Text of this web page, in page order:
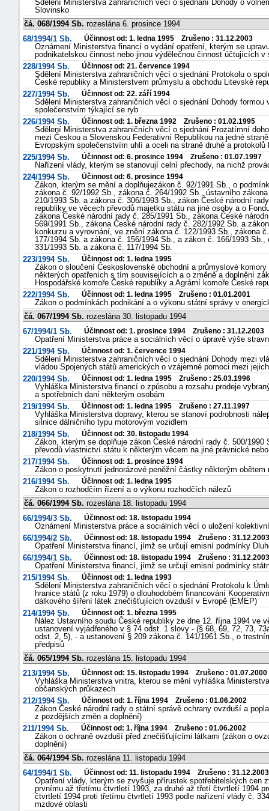
Sdělení Ministerstva zahraničních věcí o sjednání Dohody o
Slovinsko
čá. 068/1994 Sb. rozeslána 6. prosince 1994
68/1994/1 Sb.
Účinnost od: 1. ledna 1995 Zrušeno : 31.12.2003
Oznámení Ministerstva financí o vydání opatření, kterým se
podnikatelskou činnost nebo jinou výdělečnou činnost účtujících
228/1994 Sb.
Účinnost od: 21. července 1994
Sdělení Ministerstva zahraničních věcí o sjednání Protokolu o
České republiky a Ministerstvem průmyslu a obchodu Litevské
227/1994 Sb.
Účinnost od: 22. září 1994
Sdělení Ministerstva zahraničních věcí o sjednání Dohody
společenstvím týkající se ryb
226/1994 Sb.
Účinnost od: 1. března 1992 Zrušeno : 01.02.1995
Sdělení Ministerstva zahraničních věcí o sjednání Prozatímní
mezi Českou a Slovenskou Federativní Republikou na jedné
Evropským společenstvím uhlí a oceli na straně druhé a protokolů
225/1994 Sb.
Účinnost od: 6. prosince 1994 Zrušeno : 01.07.1997
Nařízení vlády, kterým se stanovují celní přechody, na nichž
224/1994 Sb.
Účinnost od: 6. prosince 1994
Zákon, kterým se mění a doplňujezákon č. 92/1991 Sb., o
zákona č. 92/1992 Sb., zákona č. 264/1992 Sb., ústavního
210/1993 Sb. a zákona č. 306/1993 Sb., zákon České národní
republiky ve věcech převodů majetku státu na jiné osoby a o
zákona České národní rady č. 285/1991 Sb., zákona České
569/1991 Sb., zákona České národní rady č. 282/1992 Sb. a
konkurzu a vyrovnání, ve znění zákona č. 122/1993 Sb., zákona
177/1994 Sb. a zákona č. 156/1994 Sb., a zákon č. 166/1993
331/1993 Sb. a zákona č. 117/1994 Sb.
223/1994 Sb.
Účinnost od: 1. ledna 1995
Zákon o sloučení Československé obchodní a průmyslové
některých opatřeních s tím souvisejících a o změně a doplnění
Hospodářské komoře České republiky a Agrární komoře České
222/1994 Sb.
Účinnost od: 1. ledna 1995 Zrušeno : 01.01.2001
Zákon o podmínkách podnikání a o výkonu státní správy v
čá. 067/1994 Sb. rozeslána 30. listopadu 1994
67/1994/1 Sb.
Účinnost od: 1. prosince 1994 Zrušeno : 31.12.2003
Opatření Ministerstva práce a sociálních věcí o úpravě výše
221/1994 Sb.
Účinnost od: 1. července 1994
Sdělení Ministerstva zahraničních věcí o sjednání Dohody mezi
vládou Spojených států amerických o vzájemné pomoci mezi
220/1994 Sb.
Účinnost od: 1. ledna 1995 Zrušeno : 25.03.1996
Vyhláška Ministerstva financí o způsobu a rozsahu prodeje
a spotřebních daní některým osobám
219/1994 Sb.
Účinnost od: 1. ledna 1995 Zrušeno : 27.11.1997
Vyhláška Ministerstva dopravy, kterou se stanoví podrobnosti
silnice dálničního typu motorovým vozidlem
218/1994 Sb.
Účinnost od: 30. listopadu 1994
Zákon, kterým se doplňuje zákon České národní rady č. 500/
převodů vlastnictví státu k některým věcem na jiné právnické
217/1994 Sb.
Účinnost od: 1. prosince 1994
Zákon o poskytnutí jednorázové peněžní částky některým obětem
216/1994 Sb.
Účinnost od: 1. ledna 1995
Zákon o rozhodčím řízení a o výkonu rozhodčích nálezů
čá. 066/1994 Sb. rozeslána 18. listopadu 1994
66/1994/3 Sb.
Účinnost od: 18. listopadu 1994
Oznámení Ministerstva práce a sociálních věcí o uložení
66/1994/2 Sb.
Účinnost od: 18. listopadu 1994 Zrušeno : 31.12.2003
Opatření Ministerstva financí, jímž se určují emisní podmínky
66/1994/1 Sb.
Účinnost od: 18. listopadu 1994 Zrušeno : 31.12.2003
Opatření Ministerstva financí, jímž se určují emisní podmínky
215/1994 Sb.
Účinnost od: 1. ledna 1993
Sdělení Ministerstva zahraničních věcí o sjednání Protokolu k
hranice států (z roku 1979) o dlouhodobém financování
dálkového šíření látek znečišťujících ovzduší v Evropě (EMEP)
214/1994 Sb.
Účinnost od: 1. března 1995
Nález Ústavního soudu České republiky ze dne 12. října 1994 ve
ustanovení vyjádřeného v § 74 odst. 1 slovy - (§ 68, 69, 72, 73,
odst. 2, 5), - a ustanovení § 209 zákona č. 141/1961 Sb., o
předpisů
čá. 065/1994 Sb. rozeslána 15. listopadu 1994
213/1994 Sb.
Účinnost od: 15. listopadu 1994 Zrušeno : 01.07.2000
Vyhláška Ministerstva vnitra, kterou se mění vyhláška
občanských průkazech
212/1994 Sb.
Účinnost od: 1. října 1994 Zrušeno : 01.06.2002
Zákon České národní rady o státní správě ochrany ovzduší a
z pozdějších změn a doplnění)
211/1994 Sb.
Účinnost od: 1. října 1994 Zrušeno : 01.06.2002
Zákon o ochraně ovzduší před znečišťujícími látkami (zákon o
doplnění)
čá. 064/1994 Sb. rozeslána 11. listopadu 1994
64/1994/1 Sb.
Účinnost od: 11. listopadu 1994 Zrušeno : 31.12.2003
Opatření vlády, kterým se zvyšuje přírustek spotřebitelských cen
prvnímu až třetímu čtvrtletí 1993, za druhé až třetí čtvrtletí 1994
čtvrtletí 1994 proti třetímu čtvrtletí 1993 podle nařízení vlády č.
mzdové oblasti